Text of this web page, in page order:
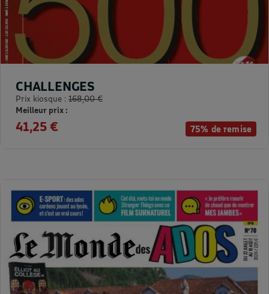
75% de remise
CHALLENGES
Prix kiosque : 168,00 €
Meilleur prix :
41,25 €